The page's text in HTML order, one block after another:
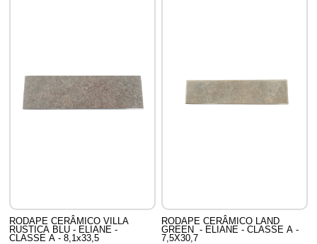
RODAPE CERÂMICO VILLA
RUSTICA BLU - ELIANE -
CLASSE A - 8,1x33,5
RODAPE CERÂMICO LAND
GREEN - ELIANE - CLASSE A -
7,5X30,7